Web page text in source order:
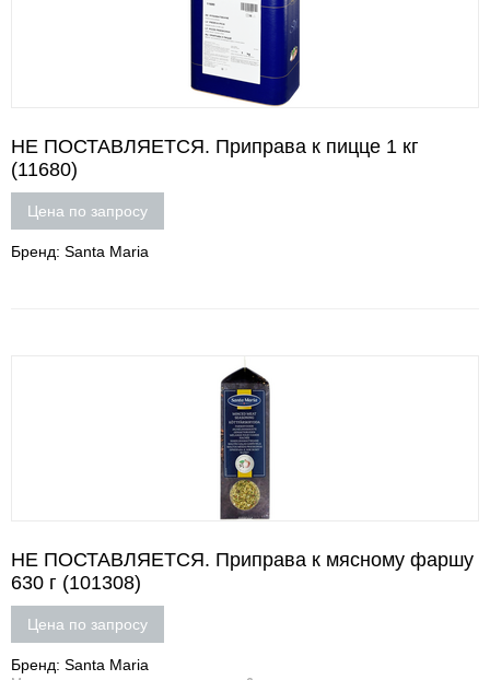
НЕ ПОСТАВЛЯЕТСЯ. Приправа к пицце 1 кг
(11680)
Цена по запросу
Бренд: Santa Maria
НЕ ПОСТАВЛЯЕТСЯ. Приправа к мясному фаршу
630 г (101308)
Цена по запросу
Бренд: Santa Maria